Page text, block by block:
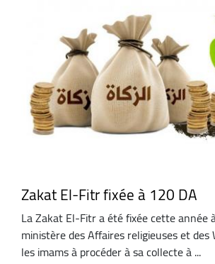
Zakat El-Fitr fixée à 120 DA
La Zakat El-Fitr a été fixée cette année
ministère des Affaires religieuses et des
les imams à procéder à sa collecte à ...